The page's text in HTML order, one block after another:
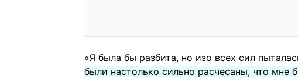
«Я была бы разбита, но изо всех сил
были настолько сильно расчесаны, что мне